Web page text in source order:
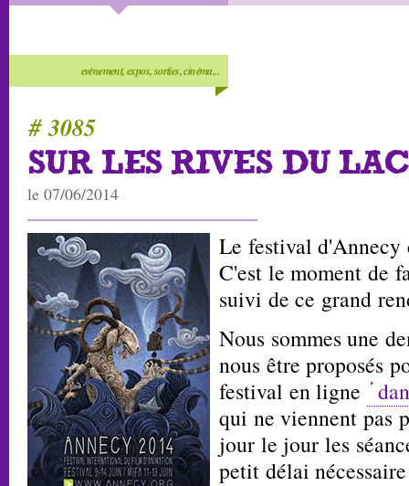
evènement, expos, sorties, cinéma...
# 3085
SUR LES RIVES DU
le 07/06/2014
Le festival
C'est le moment de
suivi de ce grand
Nous sommes une
nous être proposés
festival en ligne
qui ne viennent pas
jour le jour les
petit délai